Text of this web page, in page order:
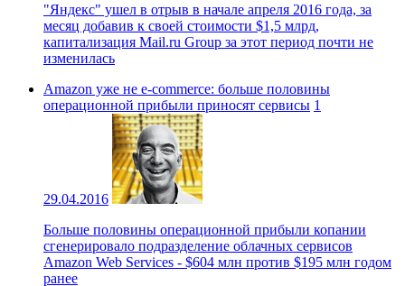
"Яндекс" ушел в отрыв в начале апреля 2016 года, за
месяц добавив к своей стоимости $1,5 млрд,
капитализация Mail.ru Group за этот период почти не
изменилась
Amazon уже не e-commerce: больше половины
операционной прибыли приносят сервисы 1
29.04.2016
Больше половины операционной прибыли копании
сгенерировало подразделение облачных сервисов
Amazon Web Services - $604 млн против $195 млн годом
ранее